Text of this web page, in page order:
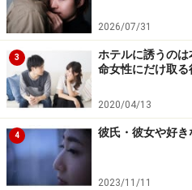
彼女への愛情を再認識できたな
せるタイミングかもしれません。
女性は男性との別れを意識
に対し、男性はその女性との
ことが多いようです。
2026/07/31
3
ホテルに誘うの
命女性にだけ取る
2020/04/13
4 彼氏・彼女や好
2023/11/11